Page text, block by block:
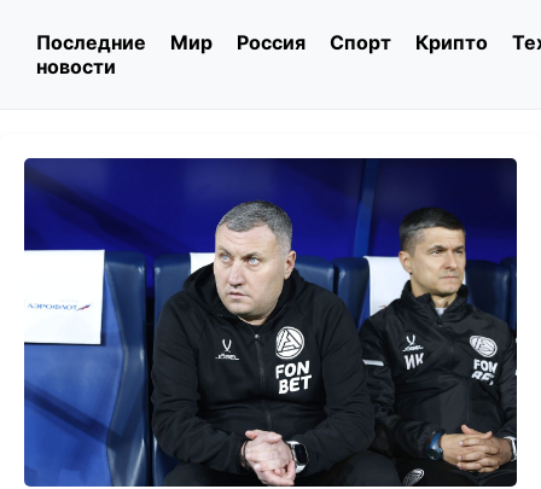
Последние
новости
Мир Россия Спорт Крипто